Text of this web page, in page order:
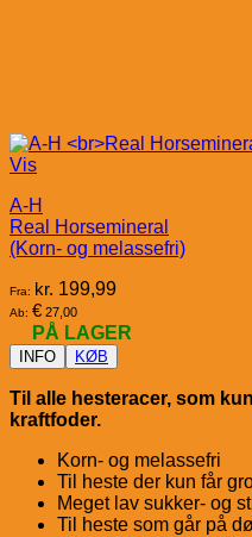
Vis
A-H
Real Horsemineral
(Korn- og melassefri)
Fra: kr. 199,99
Ab: € 27,00
PÅ LAGER
INFO KØB
Til alle hesteracer, som
kraftfoder.
Korn- og melassefri
Til heste der kun får
Meget lav sukker- og
Til heste som går på